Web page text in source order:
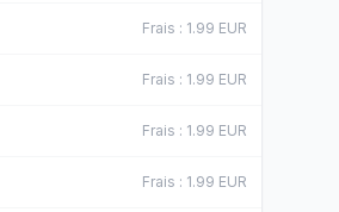
Frais : 1.99 EUR
Frais : 1.99 EUR
Frais : 1.99 EUR
Frais : 1.99 EUR